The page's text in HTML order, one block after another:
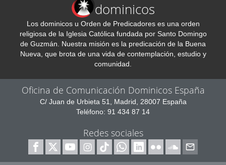
dominicos
Los dominicos u Orden de Predicadores es una orden
religiosa de la Iglesia Católica fundada por Santo Domingo
de Guzmán. Nuestra misión es la predicación de la Buena
Nueva, que brota de una vida de contemplación, estudio y
comunidad.
Oficina de Comunicación Dominicos España
C/ Juan de Urbieta 51, Madrid, 28007 España
Teléfono: 91 434 87 14
Redes sociales